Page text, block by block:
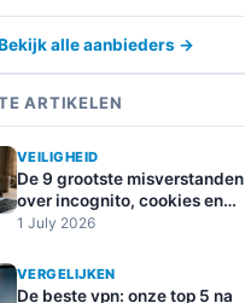
alle aanbieders →
ARTIKELEN
VEILIGHEID
De 9 grootste misverstanden
over incognito, cookies en
online tracking
1 July 2026
VERGELIJKEN
De beste vpn: onze top 5 na